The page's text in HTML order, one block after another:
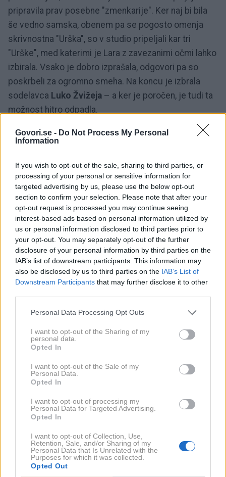
Govori.se - Do Not Process My Personal
Information
If you wish to opt-out of the sale, sharing to third parties, or
processing of your personal or sensitive information for
targeted advertising by us, please use the below opt-out
section to confirm your selection. Please note that after your
opt-out request is processed you may continue seeing
interest-based ads based on personal information utilized by
us or personal information disclosed to third parties prior to
your opt-out. You may separately opt-out of the further
disclosure of your personal information by third parties on the
IAB’s list of downstream participants. This information may
also be disclosed by us to third parties on the IAB’s List of
Downstream Participants that may further disclose it to other
Personal Data Processing Opt Outs
I want to opt-out of the Sharing of my
personal data.
Opted In
I want to opt-out of the Sale of my
Personal Data.
Opted In
I want to opt-out of processing my
Personal Data for Targeted Advertising.
Opted In
I want to opt-out of Collection, Use,
Retention, Sale, and/or Sharing of my
Personal Data that Is Unrelated with the
Purposes for which it was collected.
Opted Out
pripravila prav posebne "zmenkarije". Ker naj bi bila
še vedno samska, obenem pa se pogosto omenja
skrivnostna "Urška", so v studio pripeljali kar tri
"Urške", med katerimi je Lara z zavezanimi očmi lahko
izbirala. Vsako je dobro izprašala, odgovori pa so
poskrbeli za ogromno smeha. Na koncu je izbrala
sodelavca Luko Žvižeja – a ker je poročen, je tudi ta
možnost hitro odpadla.
Darila, torta in rojstnodnevni
izziv
Presenečenj s tem še ni bilo konec. Prijatelji Denis
Avdić Showa so jo obdarili po svoje: Miha ji je
prinesel testenine s proteini in sladico, Anja knjigo o
pripravi koktejlov z dodatnim presenečenjem, Denis
pa dva litra hruškovega soka, bonbone in – v svojem
značilnem slogu – še knjigo z osebnim prispevkom.
Posebno noto so dodali tudi poslušalci, ki so se
oglašali v eter in Lari namenili rojstnodnevne želje, v
prijetno presenetila.